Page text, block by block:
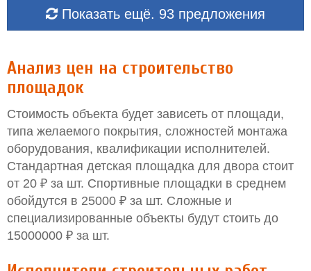
Показать ещё. 93 предложения
Анализ цен на строительство
площадок
Стоимость объекта будет зависеть от площади,
типа желаемого покрытия, сложностей монтажа
оборудования, квалификации исполнителей.
Стандартная детская площадка для двора стоит
от 20 ₽ за шт. Спортивные площадки в среднем
обойдутся в 25000 ₽ за шт. Сложные и
специализированные объекты будут стоить до
15000000 ₽ за шт.